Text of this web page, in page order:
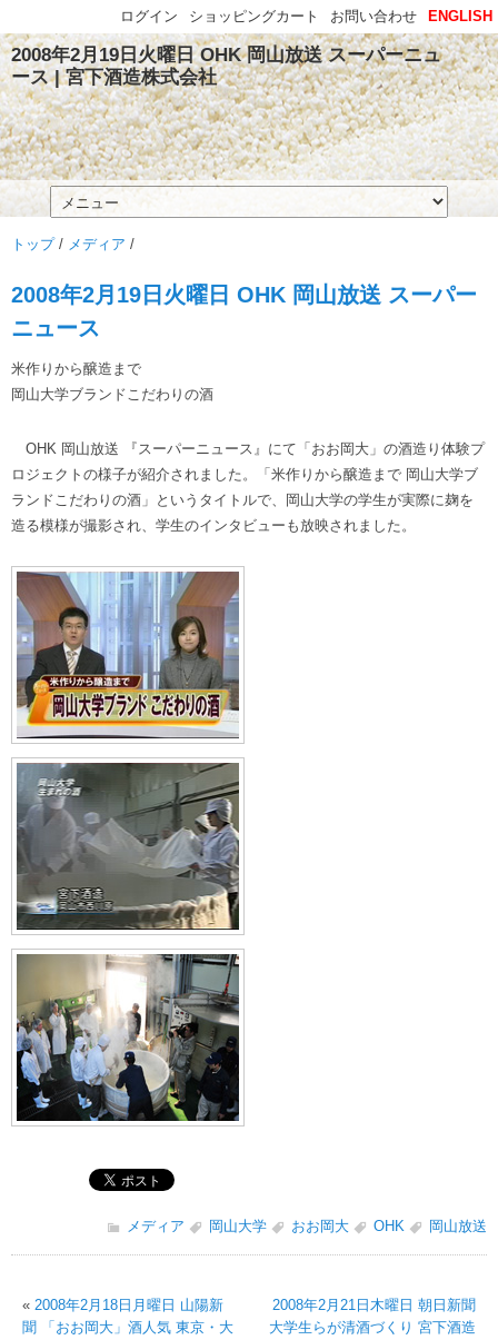
2008年2月19日火曜日 OHK 岡山放送 スーパーニュ
ース | 宮下酒造株式会社
トップ/ メディア /
2008年2月19日火曜日 OHK 岡山放送 スーパー
ニュース
米作りから醸造まで
岡山大学ブランドこだわりの酒
OHK 岡山放送 『スーパーニュース』にて「おお岡大」の酒造り体験プ
ロジェクトの様子が紹介されました。「米作りから醸造まで 岡山大学ブ
ランドこだわりの酒」というタイトルで、岡山大学の学生が実際に麹を
造る模様が撮影され、学生のインタビューも放映されました。
メディア 岡山大学 おお岡大 OHK 岡山放送
« 2008年2月18日月曜日 山陽新
聞 「おお岡大」酒人気 東京・大
2008年2月21日木曜日 朝日新聞
大学生らが清酒づくり 宮下酒造
ENGLISH
お問い合わせ
ショッピングカート
ログイン